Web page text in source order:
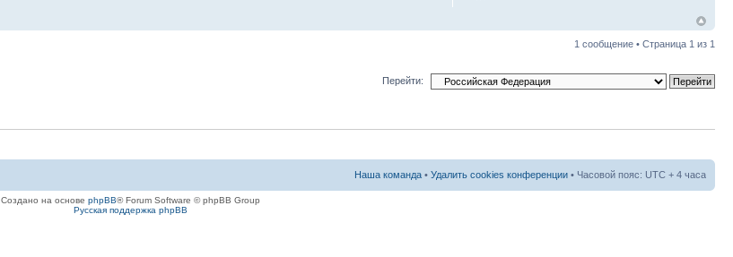
1 сообщение • Страница 1 из 1
Перейти:
Наша команда • Удалить cookies конференции • Часовой пояс: UTC + 4 часа
Создано на основе phpBB® Forum Software © phpBB Group
Русская поддержка phpBB